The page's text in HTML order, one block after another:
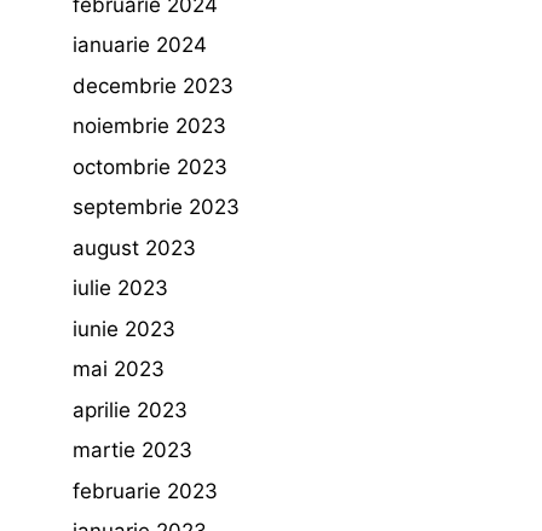
ianuarie 2024
decembrie 2023
noiembrie 2023
octombrie 2023
septembrie 2023
august 2023
iulie 2023
iunie 2023
mai 2023
aprilie 2023
martie 2023
februarie 2023